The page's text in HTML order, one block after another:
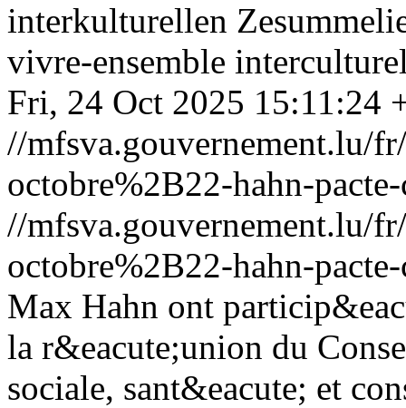
interkulturellen
vivre-ensemble
Fri, 24 Oct 2025 15:11:24
//mfsva.gouvernement.lu/
octobre%2B22-hahn-
//mfsva.gouvernement.lu/
octobre%2B22-hahn-
Max Hahn ont
la r&eacute;union du
sociale, sant&eacute; et